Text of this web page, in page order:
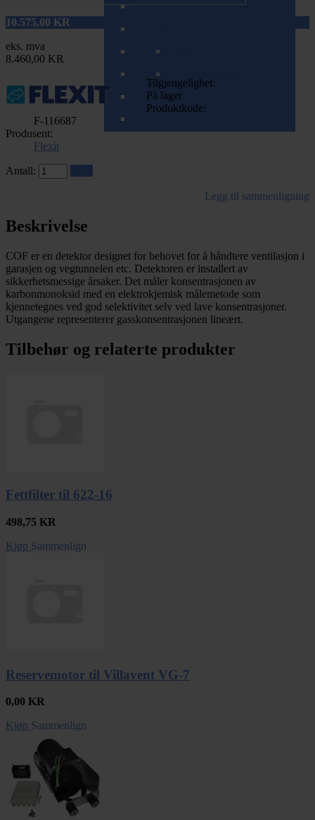
Spirorør (teleskopisk/zoom)
T-rør og Påstikk
Veggkanaler (teleskopisk/zoom)
Tilbehør til varme- og kjølebatterier
Ventiler (balansert ventilasjon)
Ventilrammer
Ventilrammer m/alukanal
Ventilrammer m/lydfelle
10.575,00 KR
eks. mva
8.460,00 KR
Tilgjengelighet:
På lager
Produktkode:
F-116687
Produsent:
Flexit
Antall:
Legg til sammenligning
Beskrivelse
COF er en detektor designet for behovet for å håndtere ventilasjon i
garasjen og vegtunnelen etc. Detektoren er installert av
sikkerhetsmessige årsaker. Det måler konsentrasjonen av
karbonmonoksid med en elektrokjemisk målemetode som
kjennetegnes ved god selektivitet selv ved lave konsentrasjoner.
Utgangene representerer gasskonsentrasjonen lineært.
Tilbehør og relaterte produkter
Fettfilter til 622-16
498,75 KR
Kjøp Sammenlign
Reservemotor til Villavent VG-7
0,00 KR
Kjøp Sammenlign